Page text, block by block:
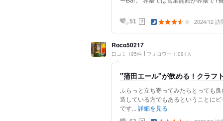
51 ？ 2024/12 訪
Roco50217
口コミ 195件 フォロワー 1,091人
"蒲田エール"が飲める！クラフ
ふらっと立ち寄ってみたらとっても
造している方でもあるということに
です... 詳細を見る